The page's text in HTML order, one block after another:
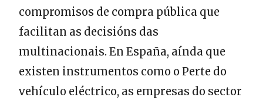
compromisos de compra pública que
facilitan as decisións das
multinacionais. En España, aínda que
existen instrumentos como o Perte do
vehículo eléctrico, as empresas do sector